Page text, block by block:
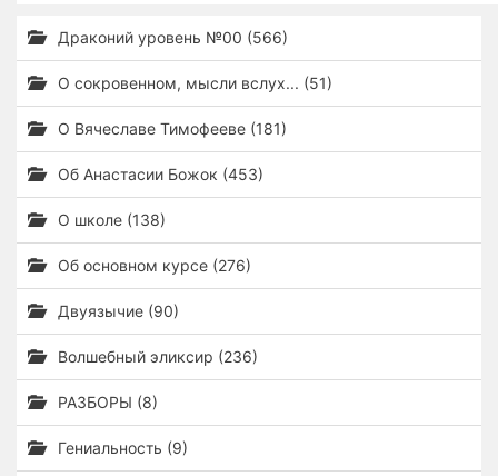
Драконий уровень №00 (566)
О сокровенном, мысли вслух... (51)
О Вячеславе Тимофееве (181)
Об Анастасии Божок (453)
О школе (138)
Об основном курсе (276)
Двуязычие (90)
Волшебный эликсир (236)
РАЗБОРЫ (8)
Гениальность (9)